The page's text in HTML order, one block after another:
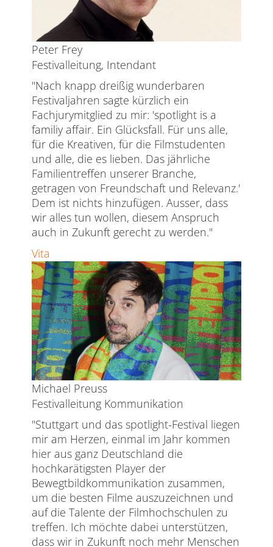
Peter Frey
Festivalleitung, Intendant
"Nach knapp dreißig wunderbaren
Festivaljahren sagte kürzlich ein
Fachjurymitglied zu mir: 'spotlight is a
familiy affair. Ein Glücksfall. Für uns alle,
für die Kreativen, für die Filmstudenten
und alle, die es lieben. Das jährliche
Familientreffen unserer Branche,
getragen von Freundschaft und Relevanz.'
Dem ist nichts hinzufügen. Ausser, dass
wir alles tun wollen, diesem Anspruch
auch in Zukunft gerecht zu werden."
Vita
Michael Preuss
Festivalleitung Kommunikation
"Stuttgart und das spotlight-Festival liegen
mir am Herzen, einmal im Jahr kommen
hier aus ganz Deutschland die
hochkarätigsten Player der
Bewegtbildkommunikation zusammen,
um die besten Filme auszuzeichnen und
auf die Talente der Filmhochschulen zu
treffen. Ich möchte dabei unterstützen,
dass wir in Zukunft noch mehr Menschen